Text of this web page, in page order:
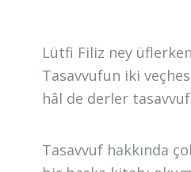
Lütfi Filiz ney üflerken
Tasavvufun iki
hâl de derler
Tasavvuf hakkında